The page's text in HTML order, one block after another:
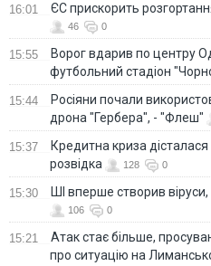
16:01 ЄС прискорить
46 0
15:55
Ворог вдарив по центру
футбольний стадіон
15:44
Росіяни почали
дрона "Гербера", - "Флеш"
15:37
Кредитна криза дісталася
розвідка
128 0
15:30 ШІ вперше створив віруси,
106 0
15:21
Атак стає більше,
про ситуацію на